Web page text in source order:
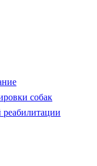
собак
реабилитации